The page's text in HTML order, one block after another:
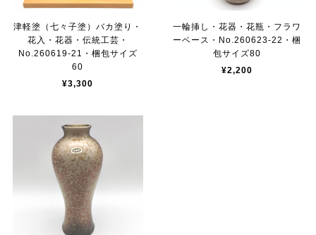
津軽塗（七々子塗）バカ塗り・
花入・花器・伝統工芸・
No.260619-21・梱包サイズ
60
¥3,300
一輪挿し・花器・花瓶・フラワ
ーベース・No.260623-22・梱
包サイズ80
¥2,200